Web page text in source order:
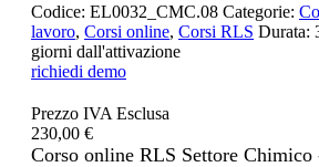
Codice: EL0032_CMC.08 Categorie:
lavoro, Corsi online, Corsi RLS Durata:
giorni dall'attivazione
richiedi demo
Prezzo IVA Esclusa
230,00 €
Corso online RLS Settore Chimico